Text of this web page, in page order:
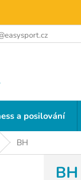
a posilování
BH
BH